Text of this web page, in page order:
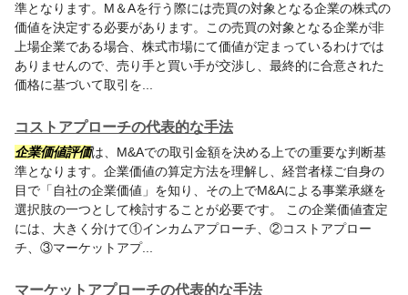
準となります。M＆Aを行う際には売買の対象となる企業の株式の
価値を決定する必要があります。この売買の対象となる企業が非
上場企業である場合、株式市場にて価値が定まっているわけでは
ありませんので、売り手と買い手が交渉し、最終的に合意された
価格に基づいて取引を...
コストアプローチの代表的な手法
企業価値評価は、M&Aでの取引金額を決める上での重要な判断基
準となります。企業価値の算定方法を理解し、経営者様ご自身の
目で「自社の企業価値」を知り、その上でM&Aによる事業承継を
選択肢の一つとして検討することが必要です。 この企業価値査定
には、大きく分けて①インカムアプローチ、②コストアプロー
チ、③マーケットアプ...
マーケットアプローチの代表的な手法